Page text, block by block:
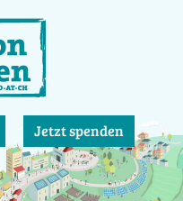
Jetzt spenden